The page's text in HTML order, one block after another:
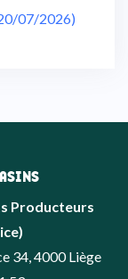
07/2026)
Producteurs
34, 4000 Liège